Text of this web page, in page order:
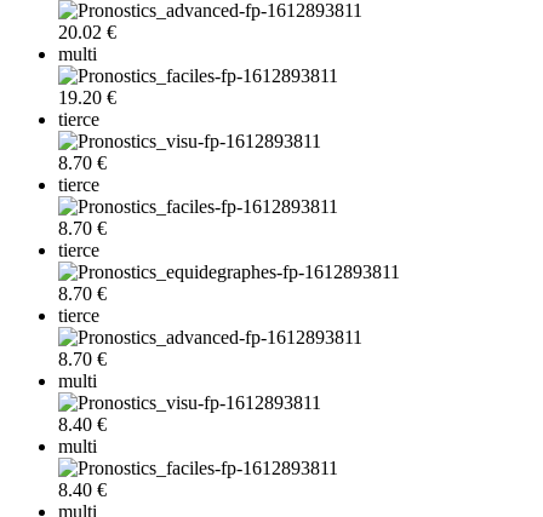
20.02 €
multi
19.20 €
tierce
8.70 €
tierce
8.70 €
tierce
8.70 €
tierce
8.70 €
multi
8.40 €
multi
8.40 €
multi